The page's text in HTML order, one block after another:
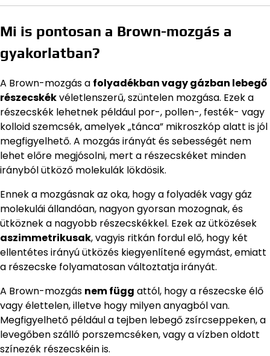
Mi is pontosan a Brown-mozgás a
gyakorlatban?
A Brown-mozgás a folyadékban vagy gázban lebegő
részecskékvéletlenszerű, szüntelen mozgása. Ezek a
részecskék lehetnek például por-, pollen-, festék- vagy
kolloid szemcsék, amelyek „tánca” mikroszkóp alatt is jól
megfigyelhető. A mozgás irányát és sebességét nem
lehet előre megjósolni, mert a részecskéket minden
irányból ütköző molekulák lökdösik.
Ennek a mozgásnak az oka, hogy a folyadék vagy gáz
molekulái állandóan, nagyon gyorsan mozognak, és
ütköznek a nagyobb részecskékkel. Ezek az ütközések
aszimmetrikusak, vagyis ritkán fordul elő, hogy két
ellentétes irányú ütközés kiegyenlítené egymást, emiatt
a részecske folyamatosan változtatja irányát.
A Brown-mozgás nem függ attól, hogy a részecske élő
vagy élettelen, illetve hogy milyen anyagból van.
Megfigyelhető például a tejben lebegő zsírcseppeken, a
levegőben szálló porszemcséken, vagy a vízben oldott
színezék részecskéin is.